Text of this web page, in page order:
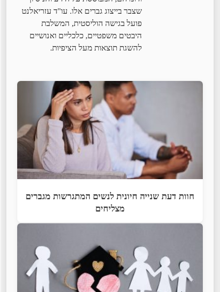
שצבר בייצוג גברים אלו. עו"ד עזריאלנט
פועל בגישה הוליסטית, המשלבת
היבטים משפטיים, כלכליים ואנושיים
להשגת תוצאות מעל הציפיות.
חוות דעת שנייה חיונית לנשים המתגרשות מגברים
מצליחים